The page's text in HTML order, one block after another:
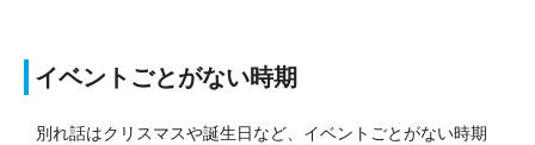
イベントごとがない時期
別れ話はクリスマスや誕生日など、イベントごとがない時期